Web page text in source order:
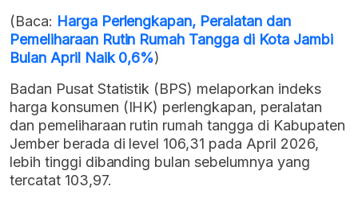
(Baca: Harga Perlengkapan, Peralatan dan
Pemeliharaan Rutin Rumah Tangga di Kota Jambi
Bulan April Naik 0,6%)
Badan Pusat Statistik (BPS) melaporkan indeks
harga konsumen (IHK) perlengkapan, peralatan
dan pemeliharaan rutin rumah tangga di Kabupaten
Jember berada di level 106,31 pada April 2026,
lebih tinggi dibanding bulan sebelumnya yang
tercatat 103,97.